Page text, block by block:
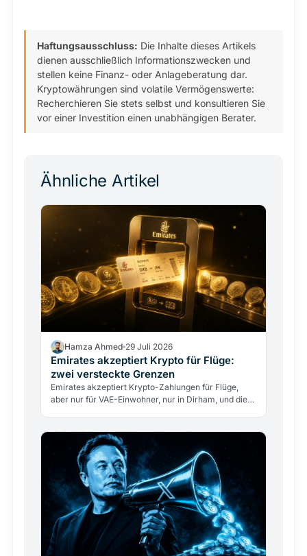
Haftungsausschluss: Die Inhalte dieses Artikels
dienen ausschließlich Informationszwecken und
stellen keine Finanz- oder Anlageberatung dar.
Kryptowährungen sind volatile Vermögenswerte:
Recherchieren Sie stets selbst und konsultieren Sie
vor einer Investition einen unabhängigen Berater.
Ähnliche Artikel
Hamza Ahmed 29 Juli 2026
Emirates akzeptiert Krypto für Flüge:
zwei versteckte Grenzen
Emirates akzeptiert Krypto-Zahlungen für Flüge,
aber nur für VAE-Einwohner, nur in Dirham, und die